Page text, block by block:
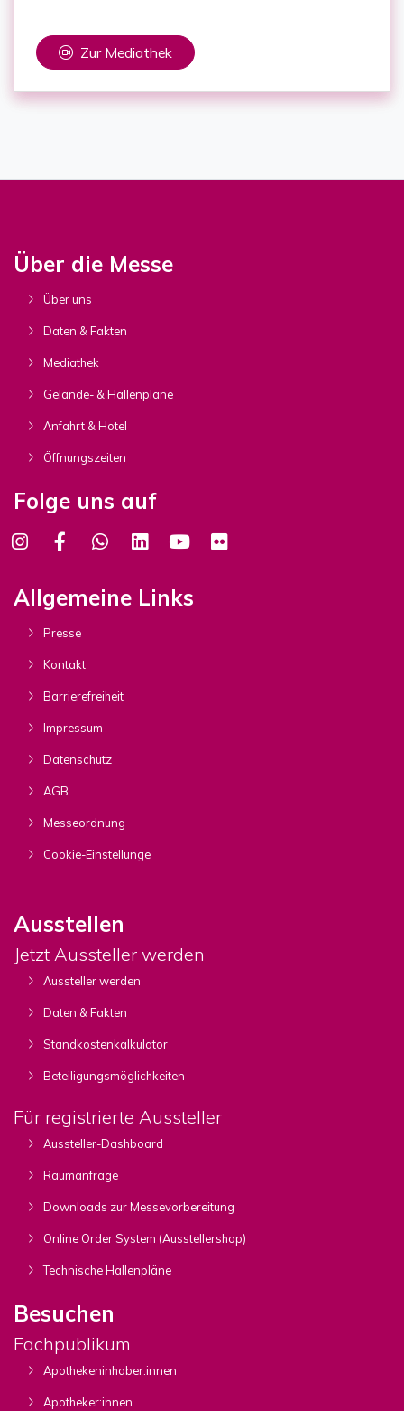
Zur Mediathek
Über die Messe
Über uns
Daten & Fakten
Mediathek
Gelände- & Hallenpläne
Anfahrt & Hotel
Öffnungszeiten
Folge uns auf
Allgemeine Links
Presse
Kontakt
Barrierefreiheit
Impressum
Datenschutz
AGB
Messeordnung
Cookie-Einstellunge
Ausstellen
Jetzt Aussteller werden
Aussteller werden
Daten & Fakten
Standkostenkalkulator
Beteiligungsmöglichkeiten
Für registrierte Aussteller
Aussteller-Dashboard
Raumanfrage
Downloads zur Messevorbereitung
Online Order System (Ausstellershop)
Technische Hallenpläne
Besuchen
Fachpublikum
Apothekeninhaber:innen
Apotheker:innen